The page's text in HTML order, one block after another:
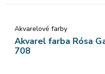
Akvarelové farby
Akvarel farba Rósa
708